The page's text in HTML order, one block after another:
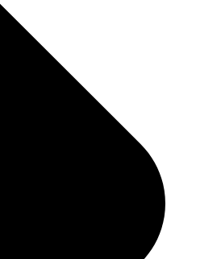
сайт с компьютера. В